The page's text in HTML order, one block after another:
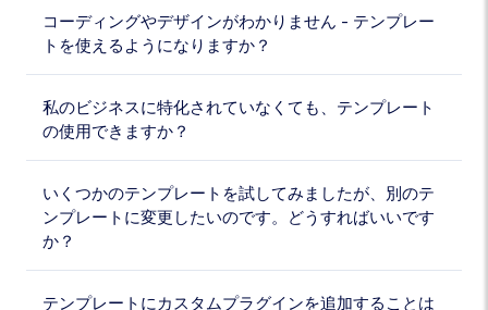
コーディングやデザインがわかりません - テンプレー
トを使えるようになりますか？
私のビジネスに特化されていなくても、テンプレート
の使用できますか？
いくつかのテンプレートを試してみましたが、別のテ
ンプレートに変更したいのです。どうすればいいです
か？
テンプレートにカスタムプラグインを追加することは